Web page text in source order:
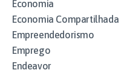
Economia
Economia Compartilhada
Empreendedorismo
Emprego
Endeavor